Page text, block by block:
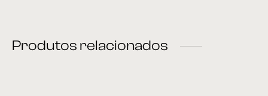
Produtos relacionados